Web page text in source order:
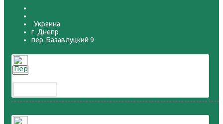
Украина
г. Днепр
пер. Базавлуцкий 9